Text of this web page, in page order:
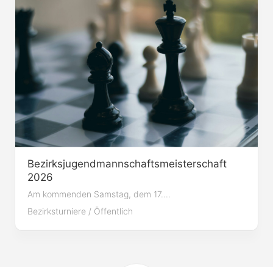
Bezirksjugendmannschaftsmeisterschaft
2026
Am kommenden Samstag, dem 17....
Bezirksturniere / Öffentlich